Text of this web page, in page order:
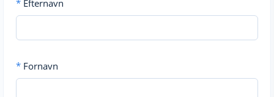
* Efternavn
* Fornavn